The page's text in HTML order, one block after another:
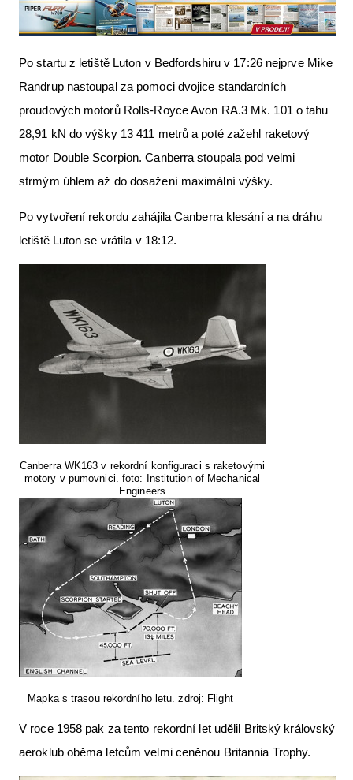
Po startu z letiště Luton v Bedfordshiru v 17:26 nejprve Mike
Randrup nastoupal za pomoci dvojice standardních
proudových motorů Rolls-Royce Avon RA.3 Mk. 101 o tahu
28,91 kN do výšky 13 411 metrů a poté zažehl raketový
motor Double Scorpion. Canberra stoupala pod velmi
strmým úhlem až do dosažení maximální výšky.
Po vytvoření rekordu zahájila Canberra klesání a na dráhu
letiště Luton se vrátila v 18:12.
Canberra WK163 v rekordní konfiguraci s raketovými
motory v pumovnici. foto: Institution of Mechanical
Engineers
Mapka s trasou rekordního letu. zdroj: Flight
V roce 1958 pak za tento rekordní let udělil Britský královský
aeroklub oběma letcům velmi ceněnou Britannia Trophy.